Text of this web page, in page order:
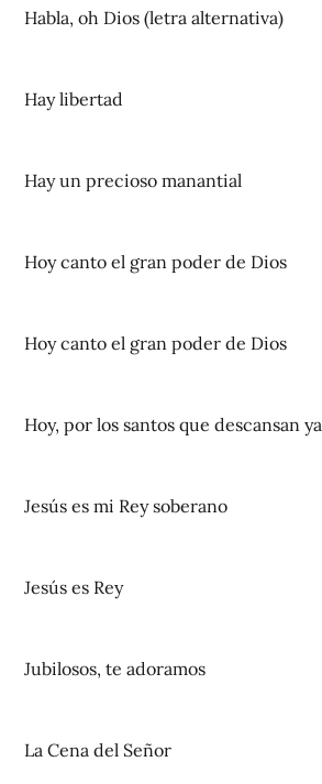
Habla, oh Dios (letra alternativa)
Hay libertad
Hay un precioso manantial
Hoy canto el gran poder de Dios
Hoy canto el gran poder de Dios
Hoy, por los santos que descansan ya
Jesús es mi Rey soberano
Jesús es Rey
Jubilosos, te adoramos
La Cena del Señor